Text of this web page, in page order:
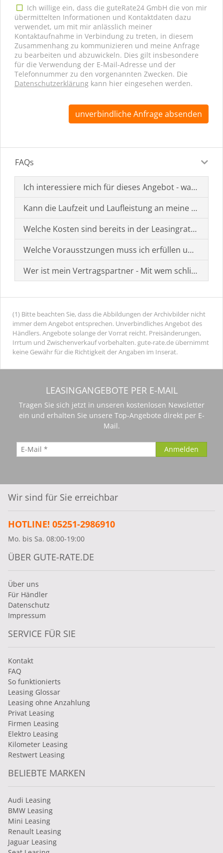
Ich willige ein, dass die guteRate24 GmbH die von mir
übermittelten Informationen und Kontaktdaten dazu
verwendet, um mit mir anlässlich meiner
Kontaktaufnahme in Verbindung zu treten, in diesem
Zusammenhang zu kommunizieren und meine Anfrage
zu bearbeiten und abzuwickeln. Dies gilt insbesondere
für die Verwendung der E-Mail-Adresse und der
Telefonnummer zu den vorgenannten Zwecken. Die
Datenschutzerklärung kann hier eingesehen werden.
unverbindliche Anfrage absenden
FAQs
Ich interessiere mich für dieses Angebot - was muss
Kann die Laufzeit und Laufleistung an meine
Welche Kosten sind bereits in der Leasingrate
Welche Vorausstzungen muss ich erfüllen um einen
Wer ist mein Vertragspartner - Mit wem schließe ich
(1) Bitte beachten Sie, dass die Abbildungen der Archivbilder nicht
immer dem Angebot entsprechen. Unverbindliches Angebot des
Händlers. Angebote solange der Vorrat reicht. Preisänderungen,
Irrtum und Zwischenverkauf vorbehalten. gute-rate.de übernimmt
keine Gewähr für die Richtigkeit der Angaben im Inserat.
LEASINGANGEBOTE PER E-MAIL
Tragen Sie sich jetzt in unseren kostenlosen Newsletter
ein und erhalten Sie unsere Top-Angebote direkt per E-
Mail.
Wir sind für Sie erreichbar
HOTLINE! 05251-2986910
Mo. bis Sa. 08:00-19:00
ÜBER GUTE-RATE.DE
Über uns
Für Händler
Datenschutz
Impressum
SERVICE FÜR SIE
Kontakt
FAQ
So funktionierts
Leasing Glossar
Leasing ohne Anzahlung
Privat Leasing
Firmen Leasing
Elektro Leasing
Kilometer Leasing
Restwert Leasing
BELIEBTE MARKEN
Audi Leasing
BMW Leasing
Mini Leasing
Renault Leasing
Jaguar Leasing